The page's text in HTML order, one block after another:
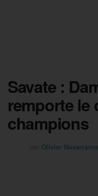
Savate :
remporte le
champions
Olivier